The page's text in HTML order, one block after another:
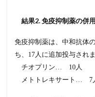
結果2. 免疫抑制薬の併
免疫抑制薬は、中和抗体
ち、17人に追加投与されま
チオプリン… 10人
メトトレキサート… 7